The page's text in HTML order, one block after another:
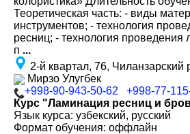
Теоретическая часть: - виды
инструментов; - технология
ресниц; - технология проведения
п ...
2-й квартал, 76, Чиланзарский
Мирзо Улугбек
+998-90-943-50-62
+998-77-
Курс "Ламинация ресниц и
Язык курса: узбекский, русский
Формат обучения: оффлайн